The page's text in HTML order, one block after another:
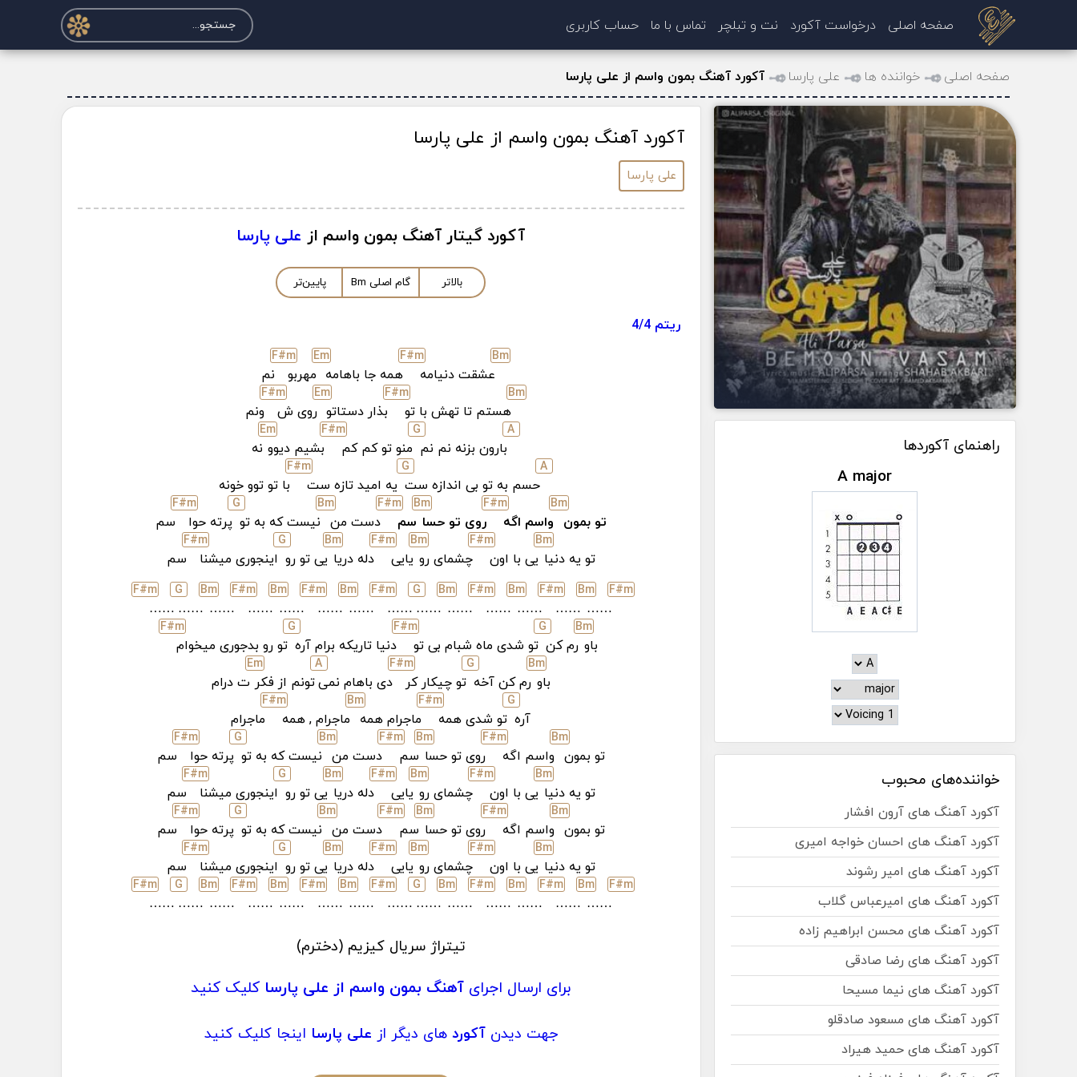
صفحه اصلی درخواست آکورد نت و تبلچر تماس با ما حساب کاربری
صفحه اصلی خواننده ها علی پارسا آکورد آهنگ بمون واسم از علی پارسا
راهنمای آکوردها
A major
خواننده‌های محبوب
آکورد آهنگ های آرون افشار
آکورد آهنگ های احسان خواجه امیری
آکورد آهنگ های امیر رشوند
آکورد آهنگ های امیرعباس گلاب
آکورد آهنگ های محسن ابراهیم زاده
آکورد آهنگ های رضا صادقی
آکورد آهنگ های نیما مسیحا
آکورد آهنگ های مسعود صادقلو
آکورد آهنگ های حمید هیراد
آکورد آهنگ بمون واسم از علی پارسا
علی پارسا
آکورد گیتار آهنگ بمون واسم از علی پارسا
بالاتر گام اصلی Bm پایین‌تر
ریتم 4/4
Bm
عشقت دنیامه
F#m
همه جا باهامه
Em
مهربو
F#m
نم
Bm
هستم تا تهش با تو
F#m
بذار دستاتو
Em
روی ش
F#m
ونم
A
بارون بزنه نم نم
G
منو تو کم کم
F#m
بشیم دیوو
Em
نه
A
حسم به تو بی اندازه ست
G
یه امید تازه ست
F#m
با تو توو خونه
تو بمون
Bm
واسم اگه
F#m
روی تو حسا
Bm
سم
F#m
دست من
Bm
نیست که به تو
G
پرته حوا
F#m
سم
تو یه دنیا
Bm
یی با اون
F#m
چشمای رو
Bm
یایی
F#m
دله دریا
Bm
یی تو رو
G
اینجوری میشنا
F#m
سم
F#m
……
Bm
……
F#m
……
Bm
……
F#m
……
Bm
……
G
……
F#m
……
Bm
……
F#m
……
Bm
……
F#m
……
Bm
……
G
……
F#m
باو
Bm
رم کن
G
تو شدی ماه شبام بی تو
F#m
دنیا تاریکه برام آره
G
تو رو بدجوری میخوام
F#m
باو
Bm
رم کن آخه
G
تو چیکار کر
F#m
دی باهام نمی
A
تونم از فکر
Em
ت درام
آره
G
تو شدی همه
F#m
ماجرام همه
Bm
ماجرام , همه
F#m
ماجرام
تو بمون
Bm
واسم اگه
F#m
روی تو حسا
Bm
سم
F#m
دست من
Bm
نیست که به تو
G
پرته حوا
F#m
سم
تو یه دنیا
Bm
یی با اون
F#m
چشمای رو
Bm
یایی
F#m
دله دریا
Bm
یی تو رو
G
اینجوری میشنا
F#m
سم
تو بمون
Bm
واسم اگه
F#m
روی تو حسا
Bm
سم
F#m
دست من
Bm
نیست که به تو
G
پرته حوا
F#m
سم
تو یه دنیا
Bm
یی با اون
F#m
چشمای رو
Bm
یایی
F#m
دله دریا
Bm
یی تو رو
G
اینجوری میشنا
F#m
سم
F#m
……
Bm
……
F#m
……
Bm
……
F#m
……
Bm
……
G
……
F#m
……
Bm
……
F#m
……
Bm
……
F#m
……
Bm
……
G
……
F#m
تیتراژ سریال کیزیم (دخترم)
برای ارسال اجرای آهنگ بمون واسم از علی پارسا کلیک کنید
جهت دیدنآکورد های دیگر از علی پارسا اینجا کلیک کنید